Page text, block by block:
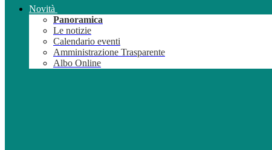
Novità
Panoramica
Le notizie
Calendario eventi
Amministrazione Trasparente
Albo Online